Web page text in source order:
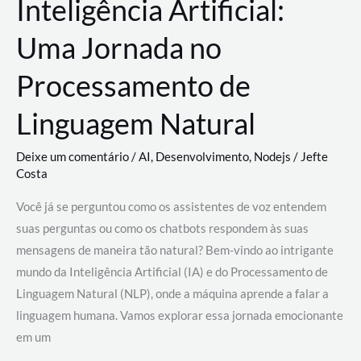
Inteligência Artificial:
Uma Jornada no
Processamento de
Linguagem Natural
Deixe um comentário/AI, Desenvolvimento, Nodejs / Jefte
Costa
Você já se perguntou como os assistentes de voz entendem
suas perguntas ou como os chatbots respondem às suas
mensagens de maneira tão natural? Bem-vindo ao intrigante
mundo da Inteligência Artificial (IA) e do Processamento de
Linguagem Natural (NLP), onde a máquina aprende a falar a
linguagem humana. Vamos explorar essa jornada emocionante
em um